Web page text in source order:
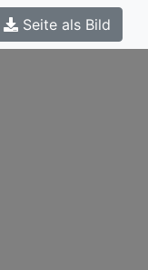
Seite als Bild